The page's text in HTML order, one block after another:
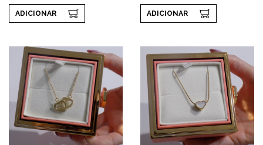
ADICIONAR ADICIONAR